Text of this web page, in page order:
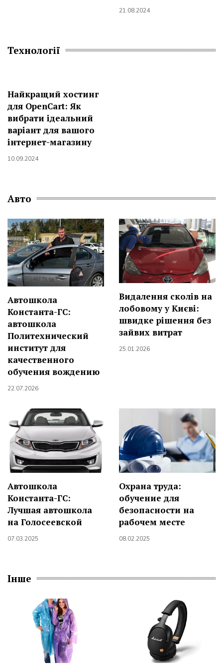
21.08.2024
Технології
Найкращий хостинг
для OpenCart: Як
вибрати ідеальний
варіант для вашого
інтернет-магазину
10.09.2024
Авто
Автошкола
Константа-ГС:
автошкола
Политехнический
институт для
качественного
обучения вождению
22.07.2026
Видалення сколів на
лобовому у Києві:
швидке рішення без
зайвих витрат
25.01.2026
Автошкола
Константа-ГС:
Лучшая автошкола
на Голосеевской
07.03.2025
Охрана труда:
обучение для
безопасности на
рабочем месте
08.02.2025
Інше